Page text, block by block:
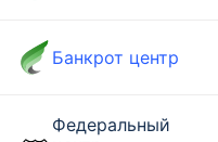
Банкрот центр
Федеральный